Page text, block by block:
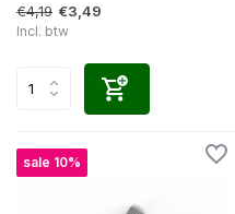
€4,19 €3,49
Incl. btw
sale 10%